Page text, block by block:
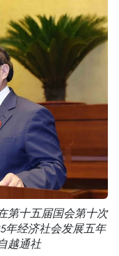
第十五届国会第十次
年经济社会发展五年
越通社